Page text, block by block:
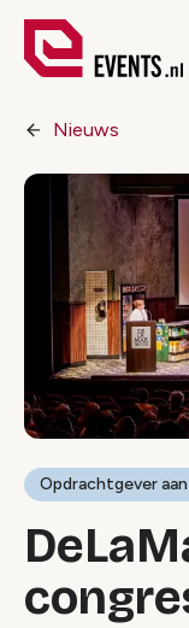
Nieuws
Opdrachtgever